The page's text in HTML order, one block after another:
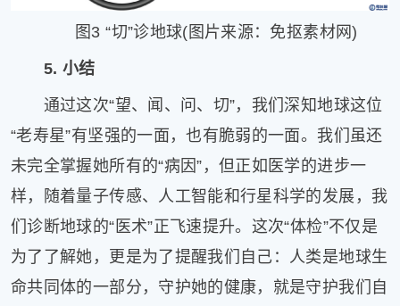
图3 “切”诊地球(图片来源：免抠素材网)
5. 小结
通过这次“望、闻、问、切”，我们深知地球这位
“老寿星”有坚强的一面，也有脆弱的一面。我们虽还
未完全掌握她所有的“病因”，但正如医学的进步一
样，随着量子传感、人工智能和行星科学的发展，我
们诊断地球的“医术”正飞速提升。这次“体检”不仅是
为了了解她，更是为了提醒我们自己：人类是地球生
命共同体的一部分，守护她的健康，就是守护我们自